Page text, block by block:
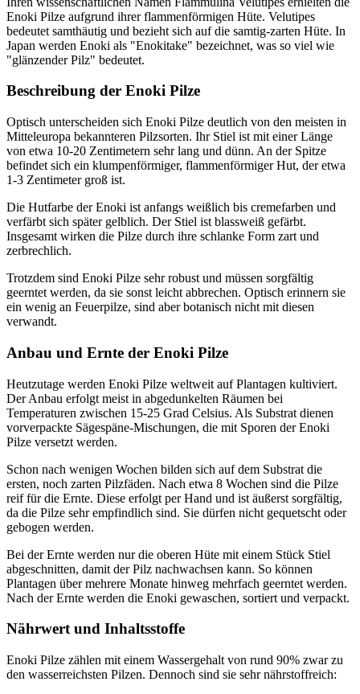
Enoki Pilze aufgrund ihrer flammenförmigen Hüte. Velutipes
bedeutet samthäutig und bezieht sich auf die samtig-zarten Hüte. In
Japan werden Enoki als "Enokitake" bezeichnet, was so viel wie
"glänzender Pilz" bedeutet.
Beschreibung der Enoki Pilze
Optisch unterscheiden sich Enoki Pilze deutlich von den meisten in
Mitteleuropa bekannteren Pilzsorten. Ihr Stiel ist mit einer Länge
von etwa 10-20 Zentimetern sehr lang und dünn. An der Spitze
befindet sich ein klumpenförmiger, flammenförmiger Hut, der etwa
1-3 Zentimeter groß ist.
Die Hutfarbe der Enoki ist anfangs weißlich bis cremefarben und
verfärbt sich später gelblich. Der Stiel ist blassweiß gefärbt.
Insgesamt wirken die Pilze durch ihre schlanke Form zart und
zerbrechlich.
Trotzdem sind Enoki Pilze sehr robust und müssen sorgfältig
geerntet werden, da sie sonst leicht abbrechen. Optisch erinnern sie
ein wenig an Feuerpilze, sind aber botanisch nicht mit diesen
verwandt.
Anbau und Ernte der Enoki Pilze
Heutzutage werden Enoki Pilze weltweit auf Plantagen kultiviert.
Der Anbau erfolgt meist in abgedunkelten Räumen bei
Temperaturen zwischen 15-25 Grad Celsius. Als Substrat dienen
vorverpackte Sägespäne-Mischungen, die mit Sporen der Enoki
Pilze versetzt werden.
Schon nach wenigen Wochen bilden sich auf dem Substrat die
ersten, noch zarten Pilzfäden. Nach etwa 8 Wochen sind die Pilze
reif für die Ernte. Diese erfolgt per Hand und ist äußerst sorgfältig,
da die Pilze sehr empfindlich sind. Sie dürfen nicht gequetscht oder
gebogen werden.
Bei der Ernte werden nur die oberen Hüte mit einem Stück Stiel
abgeschnitten, damit der Pilz nachwachsen kann. So können
Plantagen über mehrere Monate hinweg mehrfach geerntet werden.
Nach der Ernte werden die Enoki gewaschen, sortiert und verpackt.
Nährwert und Inhaltsstoffe
Enoki Pilze zählen mit einem Wassergehalt von rund 90% zwar zu
den wasserreichsten Pilzen. Dennoch sind sie sehr nährstoffreich: